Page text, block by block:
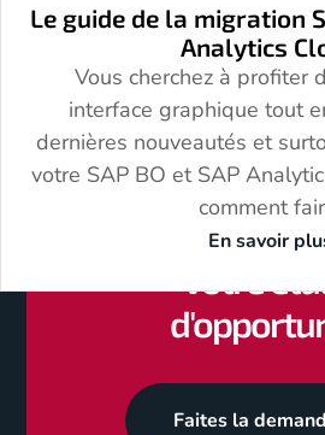
Le guide de la migration
Analytics
Vous cherchez à profiter
interface graphique tout
dernières nouveautés et
votre SAP BO et SAP
comment
En savoir
Demandez un
votre
Faites la